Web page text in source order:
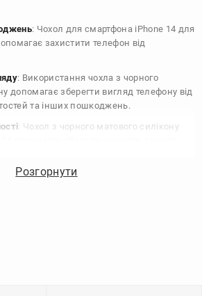
: Чохол для смартфона iPhone 14 для
захистити телефон від
: Використання чохла з чорного
допомагає зберегти вигляд телефону від
та інших пошкоджень.
: Чохол з чорного матового силікону
в майбутньому.
- це дуже корисний аксесуар, який
пристрій, зберегти його цінність і
Розгорнути